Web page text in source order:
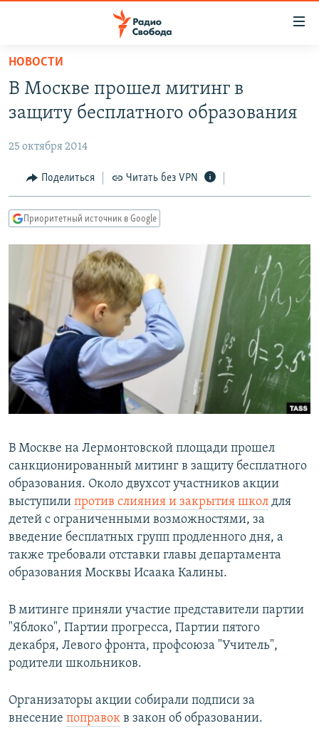
упрощенного
доступа
основному
Вернутся
главной
навигации
Вернутся
АВТОРСКИЕ ПРОЕКТЫ
ЦИТАТЫ СВОБОДЫ
МНЕНИЯ
IDEL.РЕАЛИИ
КАВКАЗ.РЕАЛИИ
СЕВЕР.РЕАЛИИ
СИБИРЬ.РЕАЛИИ
РАСПИСАНИЕ ВЕЩАНИЯ
ПОДПИШИТЕСЬ НА РАССЫЛКУ
СОЦИАЛЬНЫЕ СЕТИ
Все сайты РСЕ/РС
НОВОСТИ
В Москве прошел митинг в
защиту бесплатного образования
25 октября 2014
Поделиться Читать без VPN
Приоритетный источник в Google
В Москве на Лермонтовской площади прошел
санкционированный митинг в защиту бесплатного
образования. Около двухсот участников акции
выступили против слияния и закрытия школ для
детей с ограниченными возможностями, за
введение бесплатных групп продленного дня, а
также требовали отставки главы департамента
образования Москвы Исаака Калины.
В митинге приняли участие представители партии
"Яблоко", Партии прогресса, Партии пятого
декабря, Левого фронта, профсоюза "Учитель",
родители школьников.
Организаторы акции собирали подписи за
внесение поправок в закон об образовании.